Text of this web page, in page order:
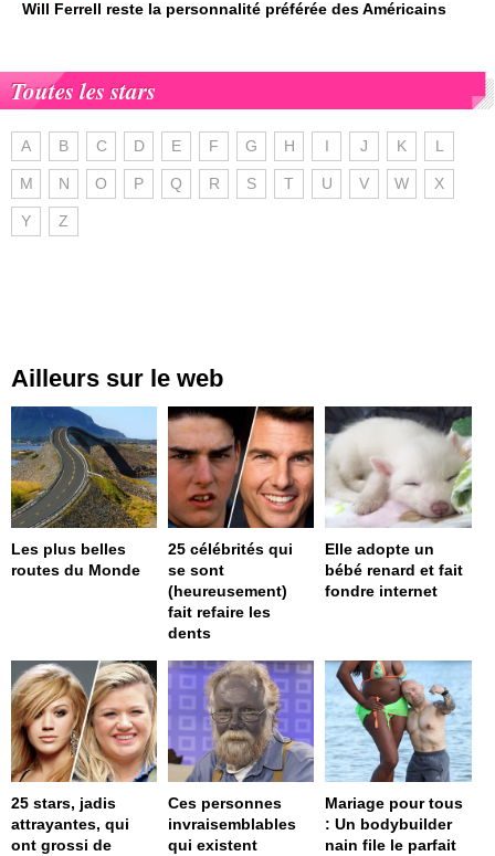
Will Ferrell reste la personnalité préférée des Américains
Toutes les stars
A B C D E F G H I J K L
M N O P Q R S T U V W X
Y Z
Ailleurs sur le web
Les plus belles
routes du Monde
25 célébrités qui
se sont
(heureusement)
fait refaire les
dents
Elle adopte un
bébé renard et fait
fondre internet
25 stars, jadis
attrayantes, qui
ont grossi de
Ces personnes
invraisemblables
qui existent
Mariage pour tous
: Un bodybuilder
nain file le parfait